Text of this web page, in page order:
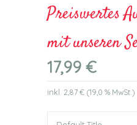
Preiswertes
mit unseren
17,99 €
inkl. 2,87 € (19,0 % MwSt.)